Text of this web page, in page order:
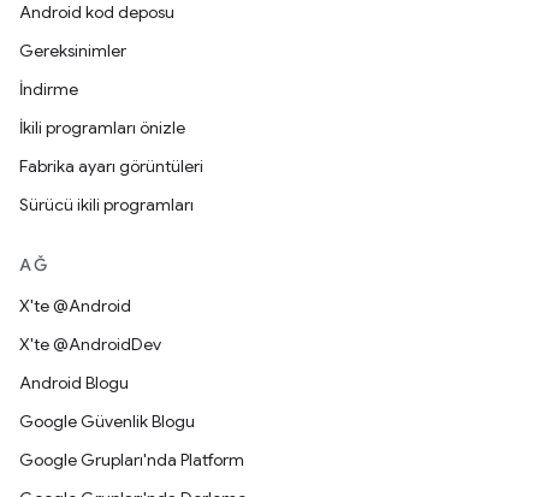
Android kod deposu
Gereksinimler
İndirme
İkili programları önizle
Fabrika ayarı görüntüleri
Sürücü ikili programları
AĞ
X'te @Android
X'te @AndroidDev
Android Blogu
Google Güvenlik Blogu
Google Grupları'nda Platform